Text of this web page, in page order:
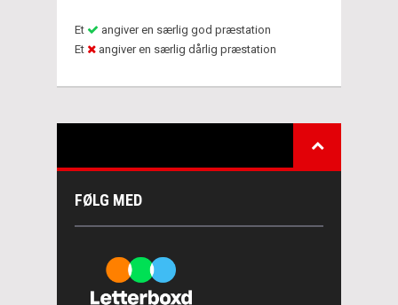
Et
angiver en særlig god præstation
Et
angiver en særlig dårlig præstation
FØLG MED